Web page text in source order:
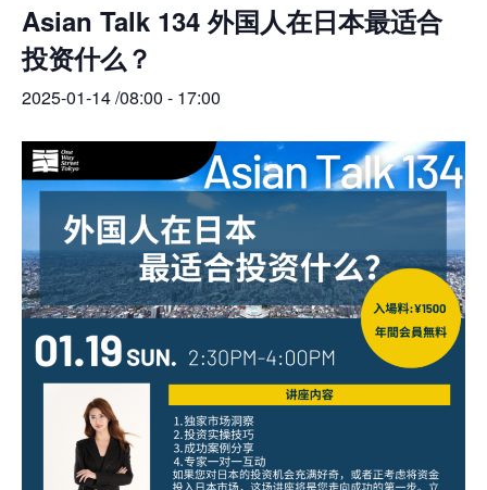
Asian Talk 134 外国人在日本最适合
投资什么？
2025-01-14 /08:00 - 17:00